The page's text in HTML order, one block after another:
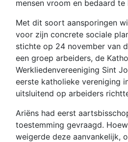
mensen vroom en bedaard te
Met dit soort aansporingen
voor zijn concrete sociale
stichte op 24 november van
een groep arbeiders, de
Werkliedenvereeniging Sint
eerste katholieke vereniging
uitsluitend op arbeiders
Ariëns had eerst
toestemming gevraagd.
weigerde deze aanvankelijk,